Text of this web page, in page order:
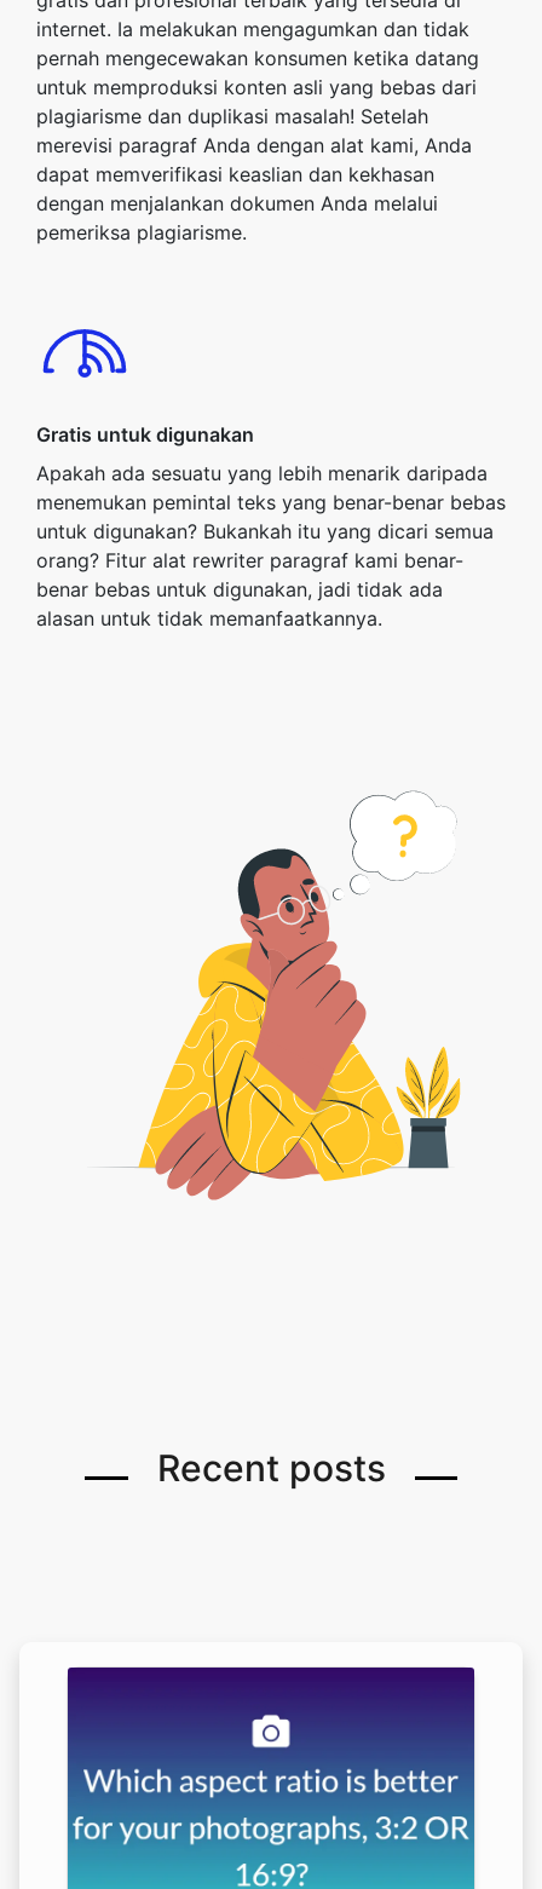
internet. Ia melakukan mengagumkan dan tidak
pernah mengecewakan konsumen ketika datang
untuk memproduksi konten asli yang bebas dari
plagiarisme dan duplikasi masalah! Setelah
merevisi paragraf Anda dengan alat kami, Anda
dapat memverifikasi keaslian dan kekhasan
dengan menjalankan dokumen Anda melalui
pemeriksa plagiarisme.
Gratis untuk digunakan
Apakah ada sesuatu yang lebih menarik daripada
menemukan pemintal teks yang benar-benar bebas
untuk digunakan? Bukankah itu yang dicari semua
orang? Fitur alat rewriter paragraf kami benar-
benar bebas untuk digunakan, jadi tidak ada
alasan untuk tidak memanfaatkannya.
Recent posts